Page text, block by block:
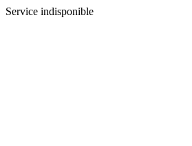
Service indisponible